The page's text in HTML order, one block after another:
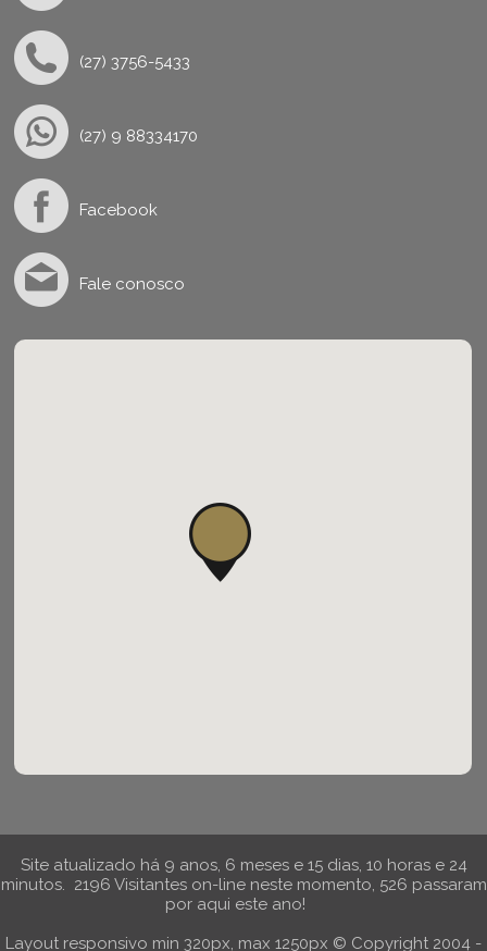
(27) 3756-5433
(27) 9 88334170
Facebook
Fale conosco
Site atualizado há 9 anos, 6 meses e 15 dias, 10 horas e 24
minutos. 2196 Visitantes on-line neste momento, 526 passaram
por aqui este ano!
Layout responsivo min 320px, max 1250px © Copyright 2004 -